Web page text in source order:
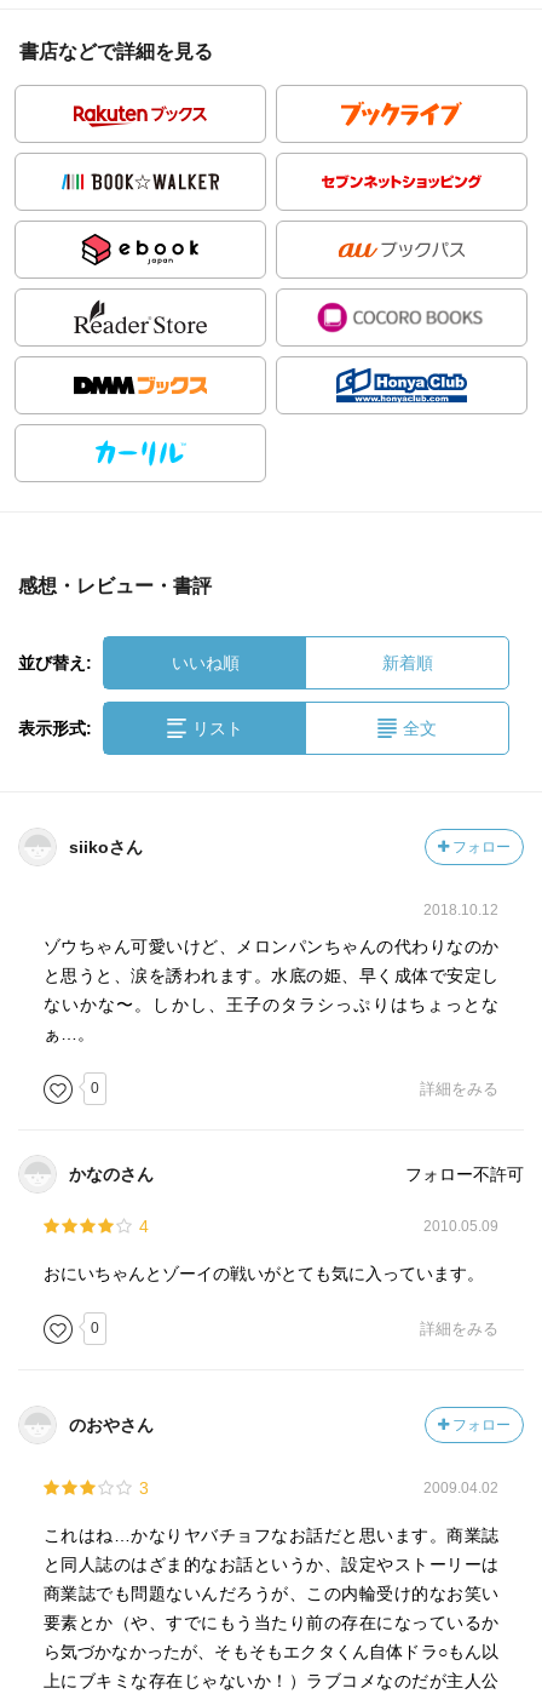
書店などで詳細を見る
感想・レビュー・書評
並び替え: いいね順 新着順
表示形式: リスト 全文
siikoさん フォロー
2018.10.12
ゾウちゃん可愛いけど、メロンパンちゃんの代わりなのか
と思うと、涙を誘われます。水底の姫、早く成体で安定し
ないかな〜。しかし、王子のタラシっぷりはちょっとな
ぁ…。
0 詳細をみる
かなのさん フォロー不許可
4 2010.05.09
おにいちゃんとゾーイの戦いがとても気に入っています。
0 詳細をみる
のおやさん フォロー
3 2009.04.02
これはね…かなりヤバチョフなお話だと思います。商業誌
と同人誌のはざま的なお話というか、設定やストーリーは
商業誌でも問題ないんだろうが、この内輪受け的なお笑い
要素とか（や、すでにもう当たり前の存在になっているか
ら気づかなかったが、そもそもエクタくん自体ドラ○もん以
上にブキミな存在じゃないか！）ラブコメなのだが主人公